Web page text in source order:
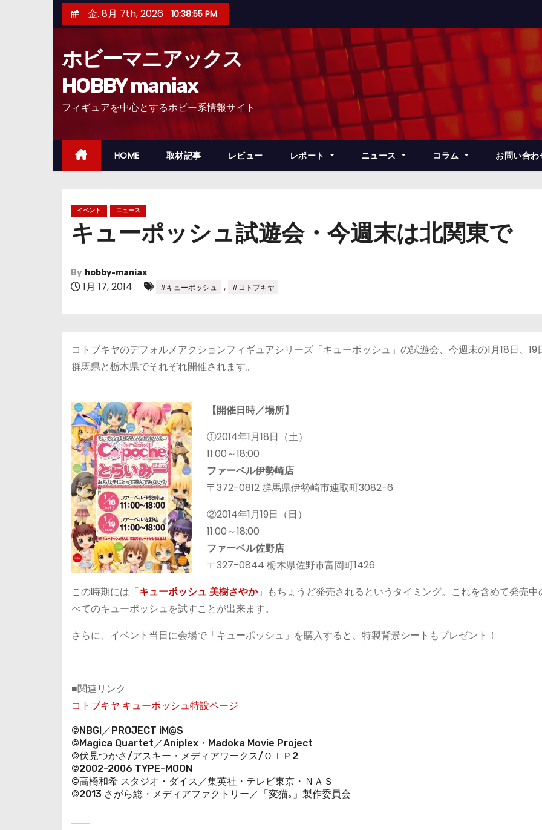
ン
ッ
金. 8月 7th, 2026 10:38:55 PM
ホビーマニアックス
HOBBY maniax
フィギュアを中心とするホビー系情報サイト
HOME 取材記事 レビュー レポート ニュース コラム お問い合わ
イベント ニュース
キューポッシュ試遊会・今週末は北関東で
By hobby-maniax
1月 17, 2014 #キューポッシュ , #コトブキヤ
コトブキヤのデフォルメアクションフィギュアシリーズ「キューポッシュ」の試遊会、今週末の1月18日、19
群馬県と栃木県でそれぞれ開催されます。
【開催日時／場所】
①2014年1月18日（土）
11:00～18:00
ファーベル伊勢崎店
〒372-0812 群馬県伊勢崎市連取町3082-6
②2014年1月19日（日）
11:00～18:00
ファーベル佐野店
〒327-0844 栃木県佐野市富岡町1426
この時期には「キューポッシュ 美樹さやか」もちょうど発売されるというタイミング。これを含めて発売中
べてのキューポッシュを試すことが出来ます。
さらに、イベント当日に会場で「キューポッシュ」を購入すると、特製背景シートもプレゼント！
■関連リンク
コトブキヤ キューポッシュ特設ページ
©NBGI／PROJECT iM@S
©Magica Quartet／Aniplex・Madoka Movie Project
©伏見つかさ/アスキー・メディアワークス/ＯＩＰ2
©2002-2006 TYPE-MOON
©高橋和希 スタジオ・ダイス／集英社・テレビ東京・ＮＡＳ
©2013 さがら総・メディアファクトリー／「変猫｡」製作委員会